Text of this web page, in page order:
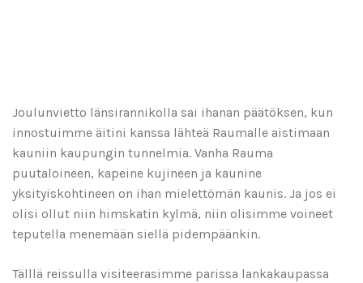
Joulunvietto länsirannikolla sai ihanan päätöksen, kun
innostuimme äitini kanssa lähteä Raumalle aistimaan
kauniin kaupungin tunnelmia. Vanha Rauma
puutaloineen, kapeine kujineen ja kaunine
yksityiskohtineen on ihan mielettömän kaunis. Ja jos ei
olisi ollut niin himskatin kylmä, niin olisimme voineet
teputella menemään siellä pidempäänkin.
Tälllä reissulla visiteerasimme parissa lankakaupassa